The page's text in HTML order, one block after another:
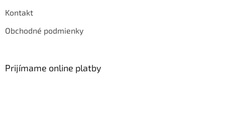
Kontakt
Obchodné podmienky
Prijímame online platby